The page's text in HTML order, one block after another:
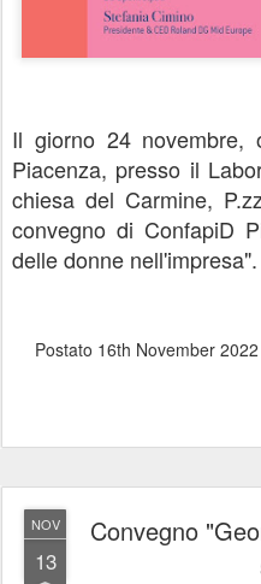
Il giorno 24 novembre,
Piacenza, presso il
chiesa del Carmine,
convegno di ConfapiD
delle donne nell'impresa".
Postato 16th November 2022
NOV
13
Convegno